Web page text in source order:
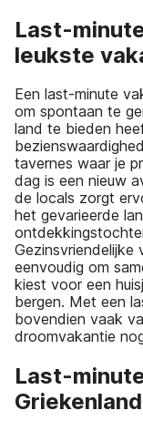
Last-
leukste
Een last-minute
om spontaan te
land te bieden
tavernes waar je
dag is een nieuw
de locals zorgt
het gevarieerde
Gezinsvriendelijke
eenvoudig om
kiest voor een
bergen. Met een
bovendien vaak
droomvakantie
Last-